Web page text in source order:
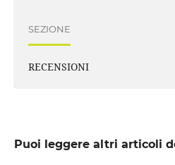
SEZIONE
RECENSIONI
Puoi leggere altri articoli